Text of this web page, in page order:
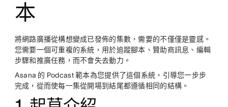
本
將網路廣播從構想變成已發佈的集數，需要的不僅僅是靈感。
您需要一個可重複的系統，用於追蹤腳本、贊助商訊息、編輯
步驟和推廣任務，而不會失去動力。
Asana 的 Podcast 範本為您提供了這個系統，引導您一步步
完成，從而使每一集從開場到結尾都遵循相同的結構。